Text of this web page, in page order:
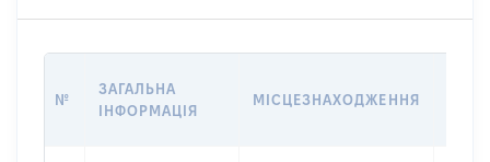
№
ЗАГАЛЬНА
ІНФОРМАЦІЯ
МІСЦЕЗНАХОДЖЕННЯ